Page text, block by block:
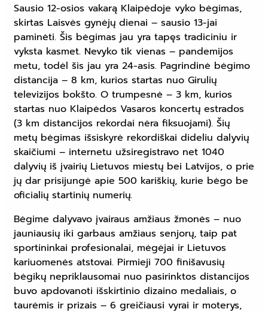
Sausio 12-osios vakarą Klaipėdoje vyko bėgimas,
skirtas Laisvės gynėjų dienai – sausio 13-jai
paminėti. Šis bėgimas jau yra tapęs tradiciniu ir
vyksta kasmet. Nevyko tik vienas – pandemijos
metu, todėl šis jau yra 24-asis. Pagrindinė bėgimo
distancija – 8 km, kurios startas nuo Girulių
televizijos bokšto. O trumpesnė – 3 km, kurios
startas nuo Klaipėdos Vasaros koncertų estrados
(3 km distancijos rekordai nėra fiksuojami). Šių
metų bėgimas išsiskyrė rekordiškai dideliu dalyvių
skaičiumi – internetu užsiregistravo net 1040
dalyvių iš įvairių Lietuvos miestų bei Latvijos, o prie
jų dar prisijungė apie 500 kariškių, kurie bėgo be
oficialių startinių numerių.
Bėgime dalyvavo įvairaus amžiaus žmonės – nuo
jauniausių iki garbaus amžiaus senjorų, taip pat
sportininkai profesionalai, mėgėjai ir Lietuvos
kariuomenės atstovai. Pirmieji 700 finišavusių
bėgikų nepriklausomai nuo pasirinktos distancijos
buvo apdovanoti išskirtinio dizaino medaliais, o
taurėmis ir prizais – 6 greičiausi vyrai ir moterys,